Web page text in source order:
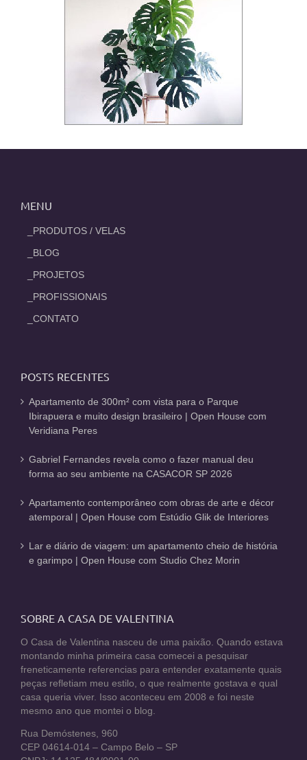
MENU
_PRODUTOS / VELAS
_BLOG
_PROJETOS
_PROFISSIONAIS
_CONTATO
POSTS RECENTES
Apartamento de 300m² com vista para o Parque
Ibirapuera e muito design brasileiro | Open House com
Veridiana Peres
Gabriel Fernandes revela como o fazer manual deu
forma ao seu ambiente na CASACOR SP 2026
Apartamento contemporâneo com obras de arte e décor
atemporal | Open House com Estúdio Glik de Interiores
Lar e diário de viagem: um apartamento cheio de história
e garimpo | Open House com Studio Chez Morin
SOBRE A CASA DE VALENTINA
O Casa de Valentina nasceu de uma paixão. Quando estava
montando minha primeira casa comecei a pesquisar
freneticamente referencias para entender exatamente quais
peças refletiam meu estilo, o que realmente gostava e qual
casa queria viver. Isso aconteceu em 2008 e foi neste
mesmo ano que montei o blog.
Rua Demóstenes, 960
CEP 04614-014 – Campo Belo – SP